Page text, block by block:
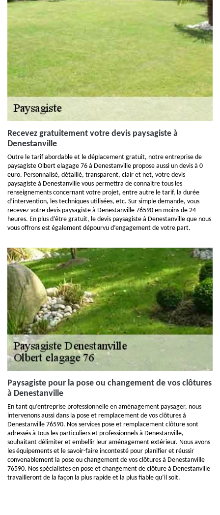
Recevez gratuitement votre devis paysagiste à
Denestanville
Outre le tarif abordable et le déplacement gratuit, notre entreprise de
paysagiste Olbert elagage 76 à Denestanville propose aussi un devis à 0
euro. Personnalisé, détaillé, transparent, clair et net, votre devis
paysagiste à Denestanville vous permettra de connaitre tous les
renseignements concernant votre projet, entre autre le tarif, la durée
d’intervention, les techniques utilisées, etc. Sur simple demande, vous
recevez votre devis paysagiste à Denestanville 76590 en moins de 24
heures. En plus d’être gratuit, le devis paysagiste à Denestanville que nous
vous offrons est également dépourvu d’engagement de votre part.
Paysagiste pour la pose ou changement de vos clôtures
à Denestanville
En tant qu’entreprise professionnelle en aménagement paysager, nous
intervenons aussi dans la pose et remplacement de vos clôtures à
Denestanville 76590. Nos services pose et remplacement clôture sont
adressés à tous les particuliers et professionnels à Denestanville,
souhaitant délimiter et embellir leur aménagement extérieur. Nous avons
les équipements et le savoir-faire incontesté pour planifier et réussir
convenablement la pose ou changement de vos clôtures à Denestanville
76590. Nos spécialistes en pose et changement de clôture à Denestanville
travailleront de la façon la plus rapide et la plus fiable qu’il soit.